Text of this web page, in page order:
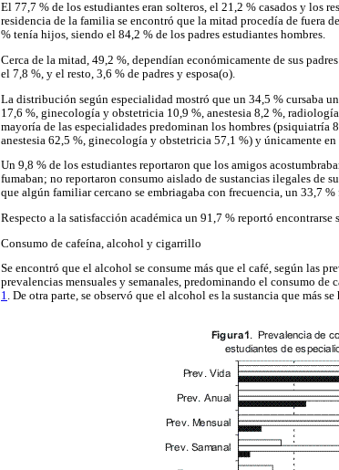
El 77,7 % de los estudiantes eran solteros, el 21,2 % casados y los
residencia de la familia se encontró que la mitad procedía de fuera
% tenía hijos, siendo el 84,2 % de los padres estudiantes hombres.
Cerca de la mitad, 49,2 %, dependían económicamente de sus
el 7,8 %, y el resto, 3,6 % de padres y esposa(o).
La distribución según especialidad mostró que un 34,5 % cursaba
17,6 %, ginecología y obstetricia 10,9 %, anestesia 8,2 %,
mayoría de las especialidades predominan los hombres
anestesia 62,5 %, ginecología y obstetricia 57,1 %) y únicamente
Un 9,8 % de los estudiantes reportaron que los amigos
fumaban; no reportaron consumo aislado de sustancias ilegales de
que algún familiar cercano se embriagaba con frecuencia, un 33,7
Respecto a la satisfacción académica un 91,7 % reportó
Consumo de cafeína, alcohol y cigarrillo
Se encontró que el alcohol se consume más que el café, según las
prevalencias mensuales y semanales, predominando el consumo de
1. De otra parte, se observó que el alcohol es la sustancia que más